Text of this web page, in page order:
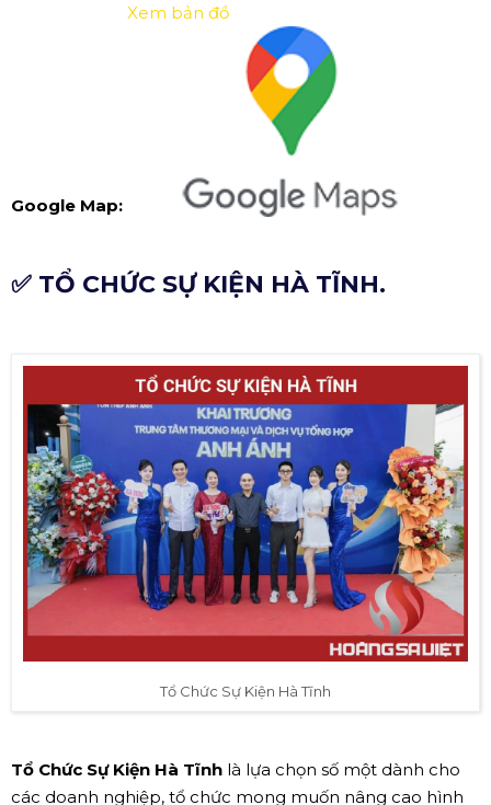
Google Map:
Xem bản đồ
✅ TỔ CHỨC SỰ KIỆN HÀ TĨNH.
Tổ Chức Sự Kiện Hà Tĩnh
Tổ Chức Sự Kiện Hà Tĩnh là lựa chọn số một dành cho
các doanh nghiệp, tổ chức mong muốn nâng cao hình